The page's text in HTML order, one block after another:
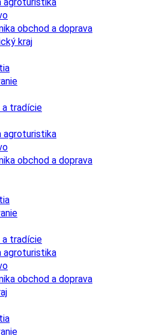
obchod a doprava
kraj
a tradície
agroturistika
obchod a doprava
a tradície
agroturistika
obchod a doprava